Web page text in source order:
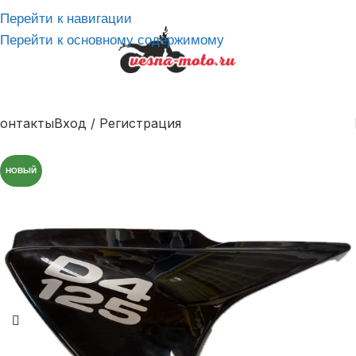
Перейти к навигации
Перейти к основному содержимому
Вход / Регистрация
НОВЫЙ